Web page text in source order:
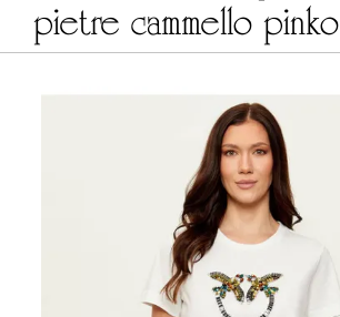
pietre cammello pinko